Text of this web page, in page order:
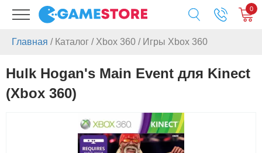
0
Главная / Каталог / Xbox 360 / Игры Xbox 360
Hulk Hogan's Main Event для Kinect
(Xbox 360)